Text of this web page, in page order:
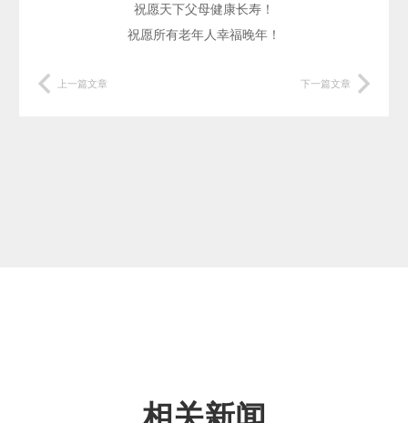
祝愿天下父母健康长寿！
祝愿所有老年人幸福晚年！
上一篇文章 下一篇文章